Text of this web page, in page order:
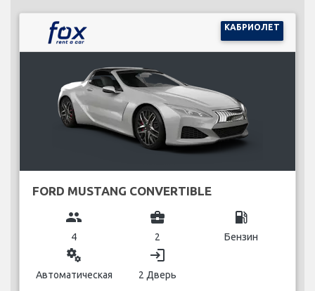
КАБРИОЛЕТ
FORD MUSTANG CONVERTIBLE
group
4
business_center
2
local_gas_station
Бензин
miscellaneous_services
Автоматическая
login
2 Дверь